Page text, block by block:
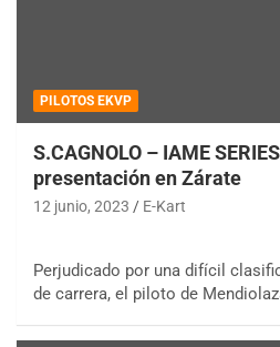
PILOTOS EKVP
S.CAGNOLO – IAME
presentación en Zárate
12 junio, 2023 E-Kart
Perjudicado por una difícil
de carrera, el piloto de